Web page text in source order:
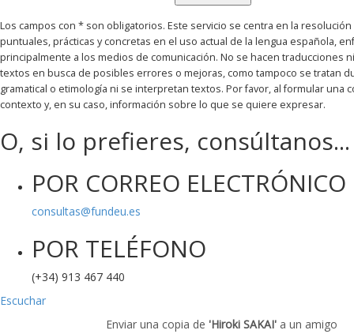
Los campos con * son obligatorios
O, si lo prefieres, consúltanos...
POR CORREO ELECTRÓNICO
consultas@fundeu.es
POR TELÉFONO
(+34) 913 467 440
Escuchar
Enviar una copia de 'Hiroki SAKAI'a un amigo